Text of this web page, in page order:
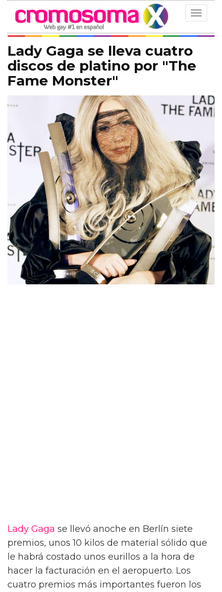
Toggle
Lady Gaga se lleva cuatro
discos de platino por "The
Fame Monster"
Lady Gaga se llevó anoche en Berlín siete
premios, unos 10 kilos de material sólido que
le habrá costado unos eurillos a la hora de
hacer la facturación en el aeropuerto. Los
cuatro premios más importantes fueron los